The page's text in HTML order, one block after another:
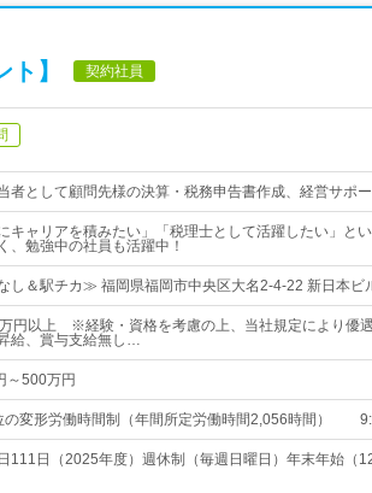
】 契約社員
者として顧問先様の決算・税務申告書作成、経営サポー
にキャリアを積みたい」「税理士として活躍したい」
、勉強中の社員も活躍中！
し＆駅チカ≫ 福岡県福岡市中央区大名2-4-22 新日本
円以上 ※経験・資格を考慮の上、当社規定により優
給、賞与支給無し…
～500万円
の変形労働時間制（年間所定労働時間2,056時間）
111日（2025年度）週休制（毎週日曜日）年末年始（